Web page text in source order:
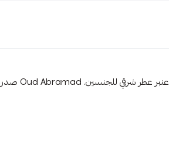
عينه عطر يتم تعبئتها من زجاجه العطر الاصليه الخط العطري: عنبر عطر شرقي للجنسين. Oud Abramad صدر